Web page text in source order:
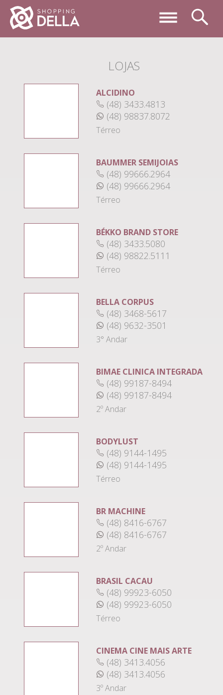
LOJAS
ALCIDINO
(48) 3433.4813
(48) 98837.8072
Térreo
BAUMMER SEMIJOIAS
(48) 99666.2964
(48) 99666.2964
Térreo
BÉKKO BRAND STORE
(48) 3433.5080
(48) 98822.5111
Térreo
BELLA CORPUS
(48) 3468-5617
(48) 9632-3501
3° Andar
BIMAE CLINICA INTEGRADA
(48) 99187-8494
(48) 99187-8494
2º Andar
BODYLUST
(48) 9144-1495
(48) 9144-1495
Térreo
BR MACHINE
(48) 8416-6767
(48) 8416-6767
2º Andar
BRASIL CACAU
(48) 99923-6050
(48) 99923-6050
Térreo
CINEMA CINE MAIS ARTE
(48) 3413.4056
(48) 3413.4056
3º Andar